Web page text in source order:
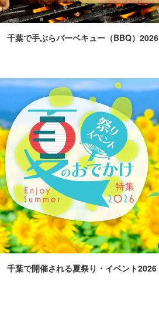
千葉で手ぶらバーベキュー（BBQ）2026
千葉で開催される夏祭り・イベント2026